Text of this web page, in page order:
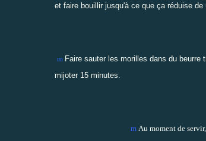
et faire bouillir jusqu'à ce que ça réduise de
m Faire sauter les morilles dans du
mijoter 15 minutes.
m Au moment de